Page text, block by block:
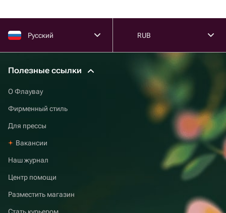
Русский RUB
Полезные ссылки
О Флаувау
Фирменный стиль
Для прессы
Вакансии
Наш журнал
Центр помощи
Разместить магазин